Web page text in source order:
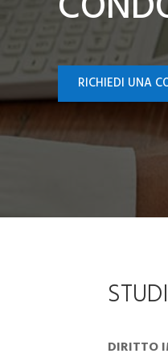
RICHIEDI UNA
DIRITTO